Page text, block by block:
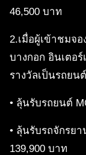
46,500 บาท
2.เมื่อผู้เข้าชมจ
บางกอก อินเตอ
รางวัลเป็นรถย
• ลุ้นรับรถยนต์
• ลุ้นรับรถจักรย
139,900 บาท